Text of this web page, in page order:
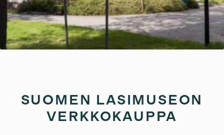
SUOMEN LASIMUSEON
VERKKOKAUPPA